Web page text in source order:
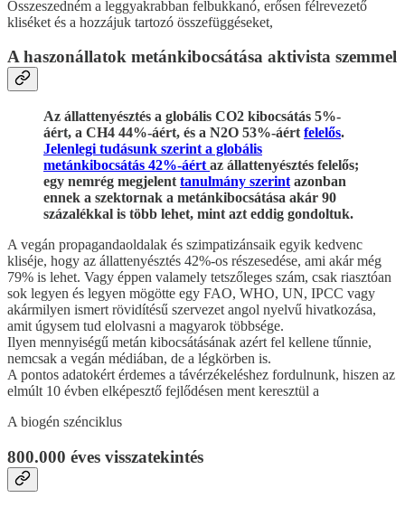
Összeszedném a leggyakrabban felbukkanó, erősen félrevezető
kliséket és a hozzájuk tartozó összefüggéseket,
A haszonállatok metánkibocsátása aktivista szemmel
Az állattenyésztés a globális CO2 kibocsátás 5%-
áért, a CH4 44%-áért, és a N2O 53%-áért felelős.
Jelenlegi tudásunk szerint a globális
metánkibocsátás 42%-áért az állattenyésztés felelős;
egy nemrég megjelent tanulmány szerint azonban
ennek a szektornak a metánkibocsátása akár 90
százalékkal is több lehet, mint azt eddig gondoltuk.
A vegán propagandaoldalak és szimpatizánsaik egyik kedvenc
kliséje, hogy az állattenyésztés 42%-os részesedése, ami akár még
79% is lehet. Vagy éppen valamely tetszőleges szám, csak riasztóan
sok legyen és legyen mögötte egy FAO, WHO, UN, IPCC vagy
akármilyen ismert rövidítésű szervezet angol nyelvű hivatkozása,
amit úgysem tud elolvasni a magyarok többsége.
Ilyen mennyiségű metán kibocsátásának azért fel kellene tűnnie,
nemcsak a vegán médiában, de a légkörben is.
A pontos adatokért érdemes a távérzékeléshez fordulnunk, hiszen az
elmúlt 10 évben elképesztő fejlődésen ment keresztül a
A biogén szénciklus
800.000 éves visszatekintés